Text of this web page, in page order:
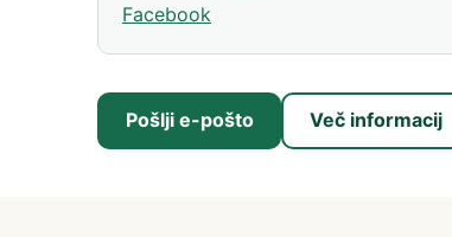
Facebook
Pošlji e-pošto Več informacij
(odpre